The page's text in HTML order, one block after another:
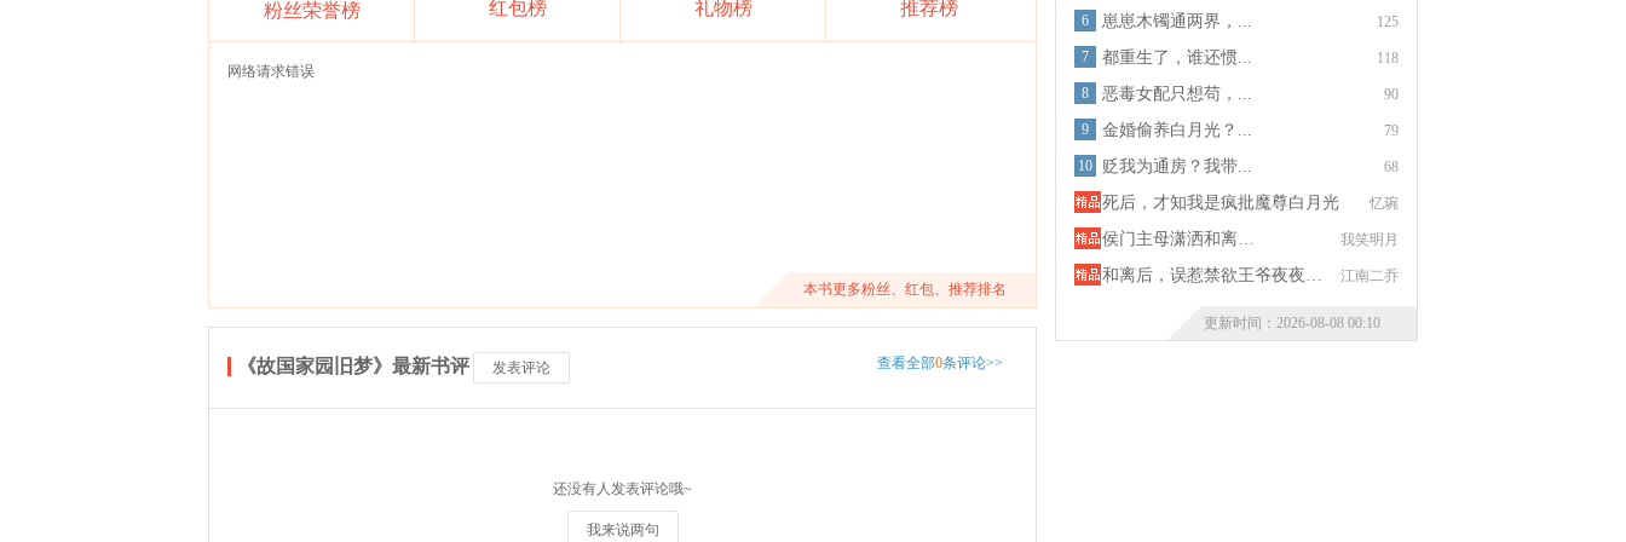
粉丝荣誉榜 红包榜 礼物榜 推荐榜
网络请求错误
本书更多粉丝、红包、推荐排名
查看全部0条评论>>
《故国家园旧梦》最新书评 发表评论
还没有人发表评论哦~
我来说两句
125
6 崽崽木镯通两界，...
118
7 都重生了，谁还惯...
90
8 恶毒女配只想苟，...
79
9 金婚偷养白月光？...
68
10 贬我为通房？我带...
忆琬
死后，才知我是疯批魔尊白月光
我笑明月
侯门主母潇洒和离…
江南二乔
和离后，误惹禁欲王爷夜夜…
更新时间：2026-08-08 00:10